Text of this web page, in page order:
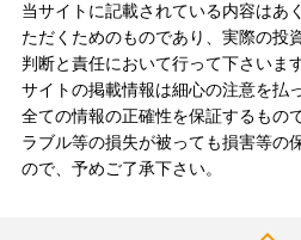
当サイトに記載されている内容はあ
ただくためのものであり、実際の投
判断と責任において行って下さいま
サイトの掲載情報は細心の注意を払
全ての情報の正確性を保証するもの
ラブル等の損失が被っても損害等の
ので、予めご了承下さい。